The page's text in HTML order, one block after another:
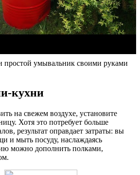
умывальник своими руками
кухни
на свежем воздухе, установите
Хотя это потребует больше
результат оправдает затраты: вы
и мыть посуду, наслаждаясь
можно дополнить полками,